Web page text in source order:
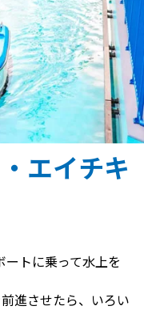
エイチキ
ートに乗って水上を
進させたら、いろい